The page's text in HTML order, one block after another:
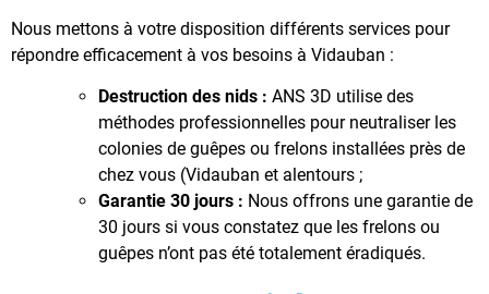
Nous mettons à votre disposition différents services pour
répondre efficacement à vos besoins à Vidauban :
Destruction des nids : ANS 3D utilise des
méthodes professionnelles pour neutraliser les
colonies de guêpes ou frelons installées près de
chez vous (Vidauban et alentours ;
Garantie 30 jours : Nous offrons une garantie de
30 jours si vous constatez que les frelons ou
guêpes n’ont pas été totalement éradiqués.